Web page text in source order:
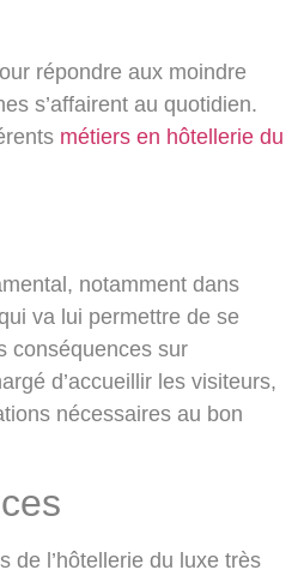
répondre aux moindre
s’affairent au quotidien.
métiers en hôtellerie du
notamment dans
va lui permettre de se
conséquences sur
d’accueillir les visiteurs,
nécessaires au bon
de l’hôtellerie du luxe très